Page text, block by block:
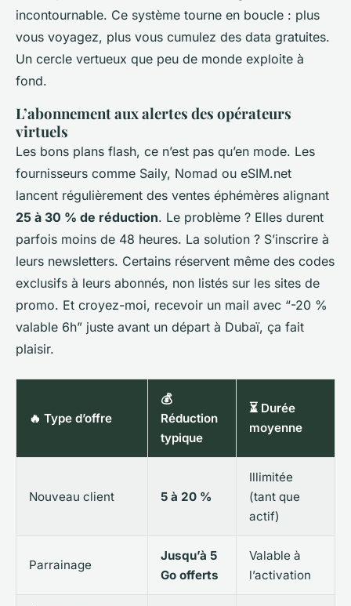
incontournable. Ce système tourne en boucle : plus
vous voyagez, plus vous cumulez des data gratuites.
Un cercle vertueux que peu de monde exploite à
fond.
L’abonnement aux alertes des opérateurs
virtuels
Les bons plans flash, ce n’est pas qu’en mode. Les
fournisseurs comme Saily, Nomad ou eSIM.net
lancent régulièrement des ventes éphémères alignant
25 à 30 % de réduction. Le problème ? Elles durent
parfois moins de 48 heures. La solution ? S’inscrire à
leurs newsletters. Certains réservent même des codes
exclusifs à leurs abonnés, non listés sur les sites de
promo. Et croyez-moi, recevoir un mail avec “-20 %
valable 6h” juste avant un départ à Dubaï, ça fait
plaisir.
🔥 Type d’offre
💰
Réduction
typique
⏳ Durée
moyenne
Nouveau client 5 à 20 %
Illimitée
(tant que
actif)
Parrainage
Jusqu’à 5
Go offerts
Valable à
l’activation